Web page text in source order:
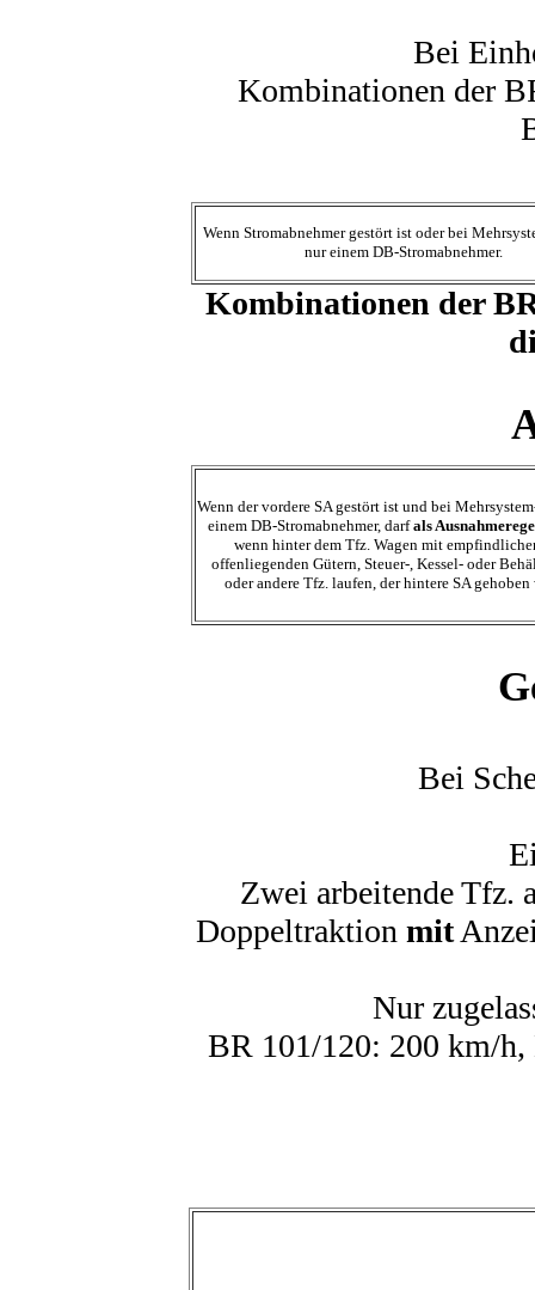
Bei
Kombinationen der
Wenn Stromabnehmer gestört ist oder bei
nur einem DB-Stromabnehmer.
Kombinationen der BR
Wenn der vordere SA gestört ist und bei
einem DB-Stromabnehmer, darfals
wenn hinter dem Tfz. Wagen mit
offenliegenden Gütern, Steuer-, Kessel- oder
oder andere Tfz. laufen, der hintere SA gehoben
Bei
Zwei arbeitende Tfz.
Doppeltraktion mit
Nur
BR 101/120: 200 km/